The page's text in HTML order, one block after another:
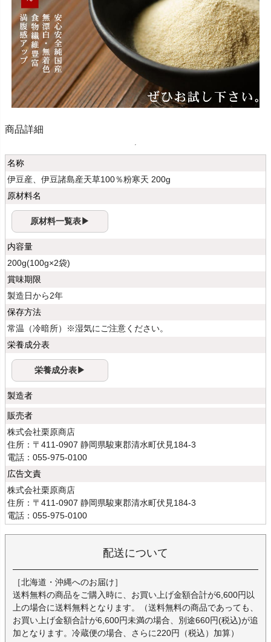
商品詳細
名称
伊豆産、伊豆諸島産天草100％粉寒天 200g
原材料名
原材料一覧表▶
内容量
200g(100g×2袋)
賞味期限
製造日から2年
保存方法
常温（冷暗所）※湿気にご注意ください。
栄養成分表
栄養成分表▶
製造者
販売者
株式会社栗原商店
住所：〒411-0907 静岡県駿東郡清水町伏見184-3
電話：055-975-0100
広告文責
株式会社栗原商店
住所：〒411-0907 静岡県駿東郡清水町伏見184-3
電話：055-975-0100
配送について
［北海道・沖縄へのお届け］
送料無料の商品をご購入時に、お買い上げ金額合計が6,600円以
上の場合に送料無料となります。（送料無料の商品であっても、
お買い上げ金額合計が6,600円未満の場合、別途660円(税込)が追
加となります。冷蔵便の場合、さらに220円（税込）加算）